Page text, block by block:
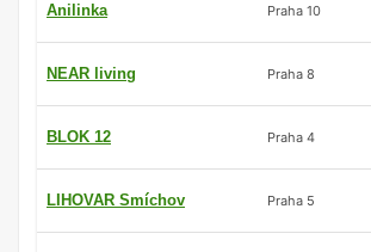
Anilinka Praha 10
NEAR living Praha 8
BLOK 12 Praha 4
LIHOVAR Smíchov Praha 5